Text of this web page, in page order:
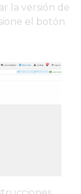
la versión de
el botón